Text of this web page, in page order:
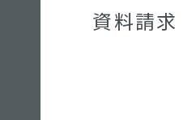
資料請求